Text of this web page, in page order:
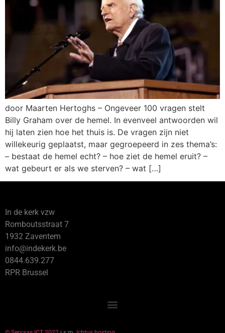
door Maarten Hertoghs – Ongeveer 100 vragen stelt
Billy Graham over de hemel. In evenveel antwoorden wil
hij laten zien hoe het thuis is. De vragen zijn niet
willekeurig geplaatst, maar gegroepeerd in zes thema’s:
– bestaat de hemel echt? – hoe ziet de hemel eruit? –
wat gebeurt er als we sterven? – wat […]
In de kerk vzw
Romboutsstraat 7
1932 Zaventem
info@indekerk.be
0844.639.277
RPR Brussel